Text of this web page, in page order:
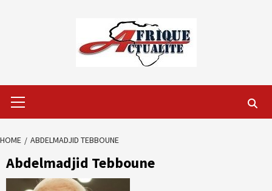
Menu
HOME ABDELMADJID TEBBOUNE
Abdelmadjid Tebboune